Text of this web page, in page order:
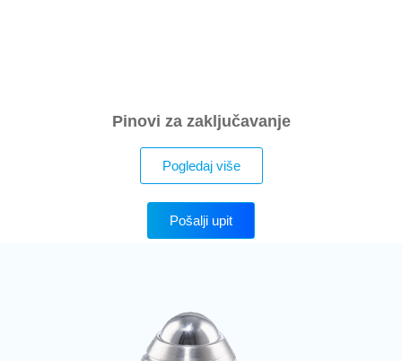
Pinovi za zaključavanje
Pogledaj više
Pošalji upit